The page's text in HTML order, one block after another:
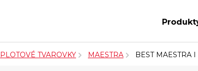
PLOTOVÉ TVAROVKY MAESTRA BEST MAESTRA